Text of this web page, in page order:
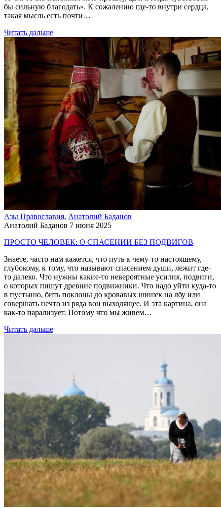
бы сильную благодать». К сожалению где-то внутри сердца,
такая мысль есть почти…
Читать дальше
Азы Православия, Анатолий Баданов
Анатолий Баданов 7 июня 2025
ПРОСТО ЧЕЛОВЕК: О СПАСЕНИИ БЕЗ ПОДВИГОВ
Знаете, часто нам кажется, что путь к чему-то настоящему,
глубокому, к тому, что называют спасением души, лежит где-
то далеко. Что нужны какие-то невероятные усилия, подвиги,
о которых пишут древние подвижники. Что надо уйти куда-то
в пустыню, бить поклоны до кровавых шишек на лбу или
совершать нечто из ряда вон выходящее. И эта картина, она
как-то парализует. Потому что мы живем…
Читать дальше